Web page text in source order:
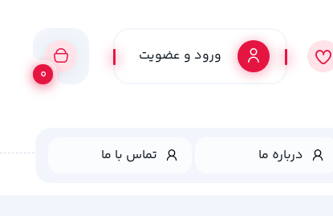
ورود و عضویت
0
درباره ما تماس با ما